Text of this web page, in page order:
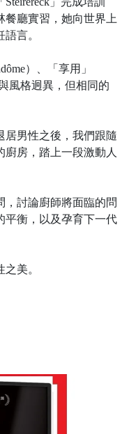
餐廳實習，她向世界上
言。
）、「享用」
風格迥異，但相同的
居男性之後，我們跟隨
房，踏上一段激動人
，討論廚師將面臨的問
平衡，以及孕育下一代
美。